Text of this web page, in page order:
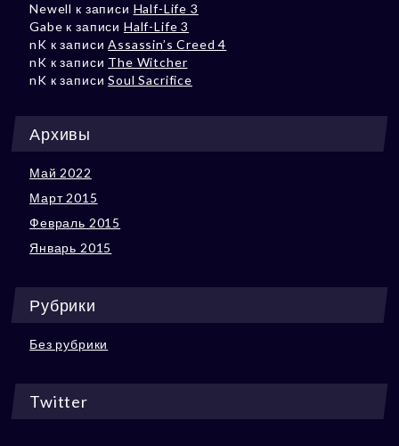
Newell к записи Half-Life 3
Gabe к записи Half-Life 3
nK к записиAssassin’s Creed 4
nK к записи The Witcher
nK к записиSoul Sacrifice
Архивы
Май 2022
Март 2015
Февраль 2015
Январь 2015
Рубрики
Без рубрики
Twitter